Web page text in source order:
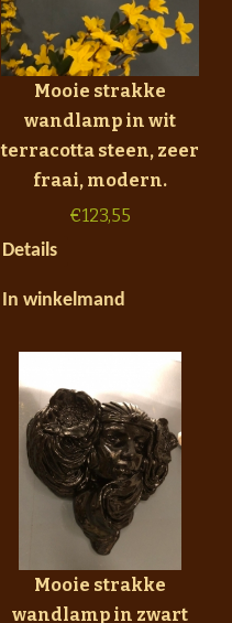
Mooie strakke
wandlamp in wit
terracotta steen, zeer
fraai, modern.
€123,55
Details
In winkelmand
Mooie strakke
wandlamp in zwart